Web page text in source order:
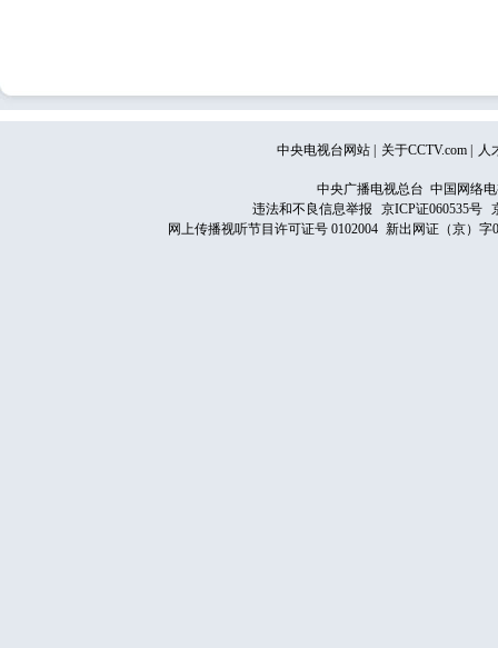
中央电视台网站 关于CCTV.com 人
中央广播电视总台 中国网络
违法和不良信息举报
京ICP证060535号
网上传播视听节目许可证号 0102004 新出网证（京）